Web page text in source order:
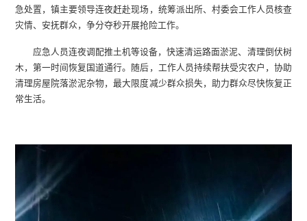
急处置，镇主要领导连夜赶赴现场，统筹派出所、村委会工作人员核查
灾情、安抚群众，争分夺秒开展抢险工作。
应急人员连夜调配推土机等设备，快速清运路面淤泥、清理倒伏树
木，第一时间恢复国道通行。随后，工作人员持续帮扶受灾农户，协助
清理房屋院落淤泥杂物，最大限度减少群众损失，助力群众尽快恢复正
常生活。